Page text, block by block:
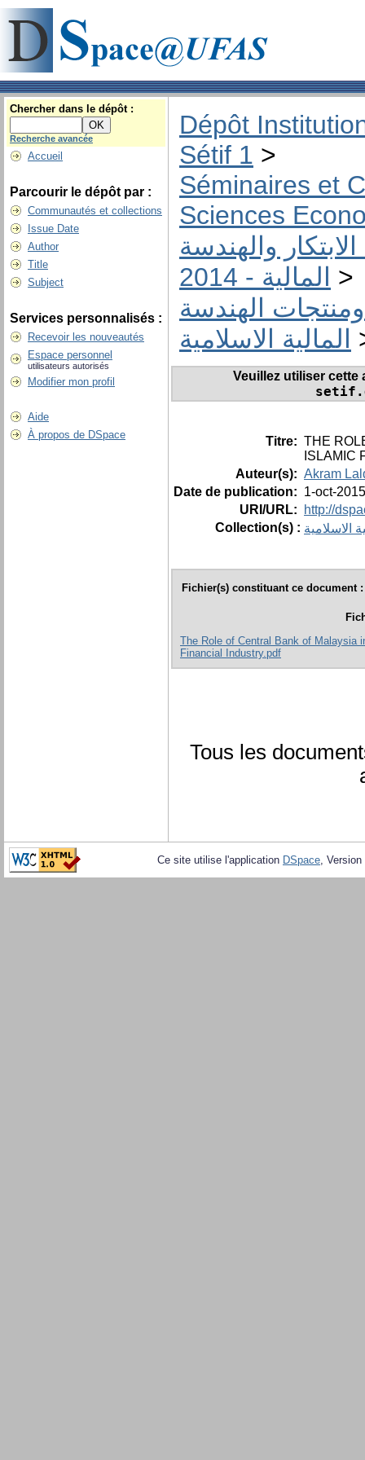
Chercher dans le dépôt :
Recherche avancée
Accueil
Parcourir le dépôt par :
Communautés et collections
Issue Date
Author
Title
Subject
Services personnalisés :
Recevoir les nouveautés
Espace personnel
utilisateurs autorisés
Modifier mon profil
Aide
À propos de DSpace
Dépôt
Sétif 1 >
Séminaires et
Sciences
والهندسة
المالية - 2014
>
ومنتجات الهندسة
المالية الاسلامية
Veuillez utiliser
Titre: THE
ISLAMIC
Auteur(s): Akram
Date de publication: 1-oct-2015
URI/URL:
http://
Collection(s) :
Fichier(s) constituant ce document :
The Role of Central Bank of Malaysia
Financial Industry.pdf
Tous les
Ce site utilise l'application DSpace,